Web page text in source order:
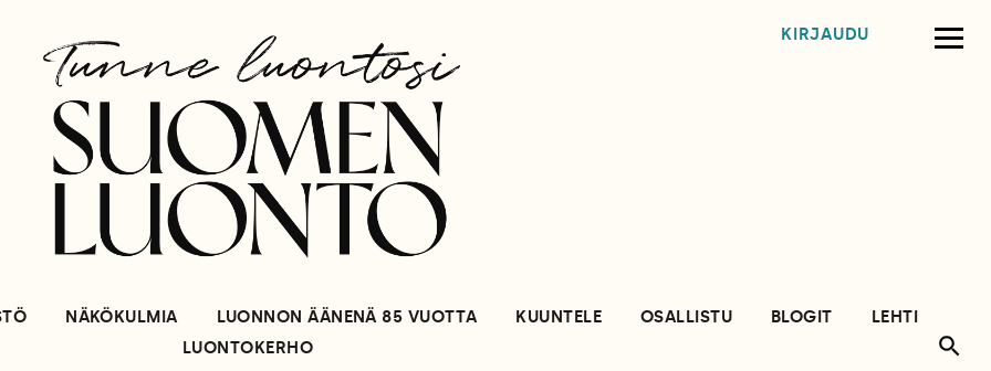
KIRJAUDU
NÄKÖKULMIA LUONNON ÄÄNENÄ 85 VUOTTA KUUNTELE OSALLISTU BLOGIT
LEHTI
LUONTOKERHO